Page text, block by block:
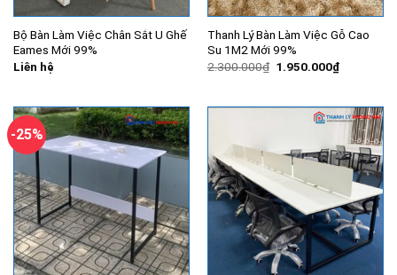
Bộ Bàn Làm Việc Chân Sắt U Ghế
Eames Mới 99%
Liên hệ
Thanh Lý Bàn Làm Việc Gỗ Cao
Su 1M2 Mới 99%
2.300.000₫ Giá
1.950.000₫Giá
hiện
-25%